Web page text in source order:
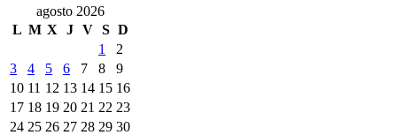
agosto 2026
L M X J V S D
1
2
3
4 5 6 7 8
9
10 11 12 13 14 15 16
17 18 19 20 21 22 23
24 25 26 27 28 29 30